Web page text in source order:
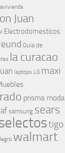
Juan
Electrodomesticos
Guia de
la curacao
laptops LG maxi
prisma moda
samsung sears
tigo
walmart